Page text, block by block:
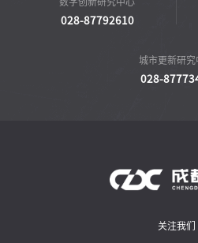
国家西南区域应急救援中心